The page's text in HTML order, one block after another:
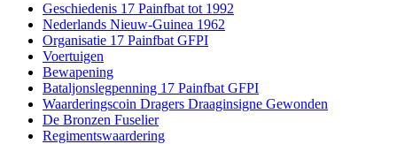
Geschiedenis 17 Painfbat tot 1992
Nederlands Nieuw-Guinea 1962
Organisatie 17 Painfbat GFPI
Voertuigen
Bewapening
Bataljonslegpenning 17 Painfbat GFPI
Waarderingscoin Dragers Draaginsigne Gewonden
De Bronzen Fuselier
Regimentswaardering